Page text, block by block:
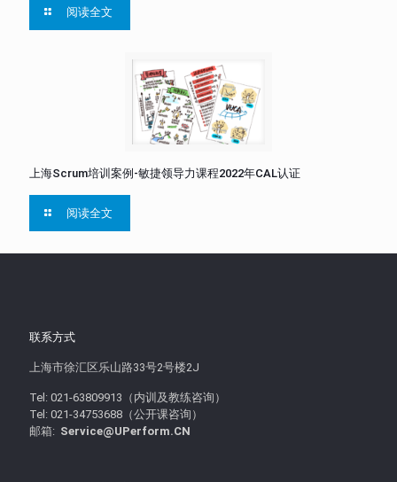
阅读全文
上海Scrum培训案例-敏捷领导力课程2022年CAL认证
阅读全文
联系方式
上海市徐汇区乐山路33号2号楼2J
Tel: 021-63809913（内训及教练咨询）
Tel: 021-34753688（公开课咨询）
邮箱: Service@UPerform.CN